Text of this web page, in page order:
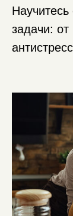
задачи: